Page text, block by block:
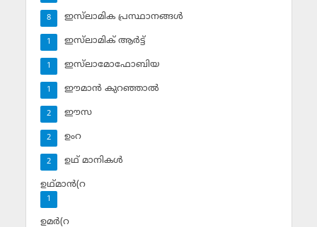
ഇസ്‌ലാമിക പ്രസ്ഥാനങ്ങള്‍
8
ഇസ്‌ലാമിക് ആര്‍ട്ട്
1
ഇസ്‌ലാമോഫോബിയ
1
ഈമാന്‍ കുറഞ്ഞാല്‍
1
ഈസ
2
ഉംറ
2
ഉഥ് മാനികള്‍
2
ഉഥ്മാന്‍(റ
1
ഉമര്‍(റ